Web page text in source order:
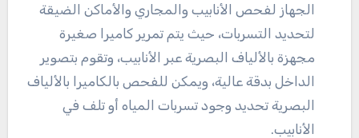
الجهاز لفحص الأنابيب والمجاري والأماكن الضيقة
لتحديد التسربات، حيث يتم تمرير كاميرا صغيرة
مجهزة بالألياف البصرية عبر الأنابيب، وتقوم بتصوير
الداخل بدقة عالية، ويمكن للفحص بالكاميرا بالألياف
البصرية تحديد وجود تسربات المياه أو تلف في
الأنابيب.